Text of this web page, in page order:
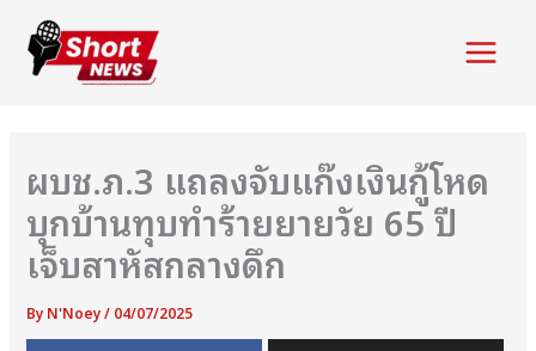
content
Main
ผบช.ภ.3 แถลงจับแก๊งเงินกู้โหด
บุกบ้านทุบทำร้ายยายวัย 65 ปี
เจ็บสาหัสกลางดึก
By N'Noey/ 04/07/2025